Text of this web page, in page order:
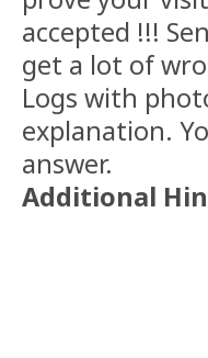
accepted !!!
get a lot of
Logs with
explanation.
answer.
Additional